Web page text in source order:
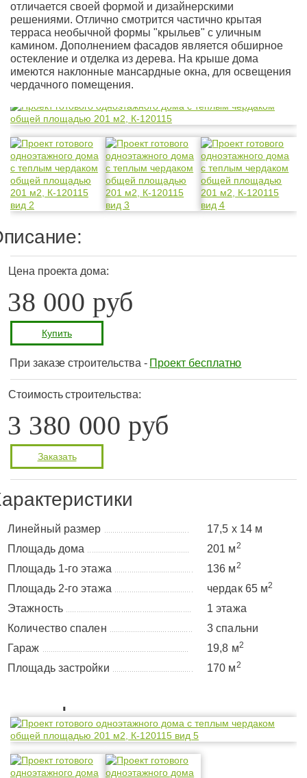
отличается своей формой и дизайнерскими
решениями. Отлично смотрится частично крытая
терраса необычной формы "крыльев" с уличным
камином. Дополнением фасадов является обширное
остекление и отделка из дерева. На крыше дома
имеются наклонные мансардные окна, для освещения
чердачного помещения.
Цена проекта дома:
38 000 руб
Купить
При заказе строительства - Проект бесплатно
Стоимость строительства:
3 380 000 руб
Заказать
Линейный размер
17,5 х 14 м
Площадь дома
201 м2
Площадь 1-го этажа 136 м2
Площадь 2-го этажа чердак 65 м2
Этажность
1 этажа
Количество спален
3 спальни
Гараж
19,8 м2
Площадь застройки 170 м2